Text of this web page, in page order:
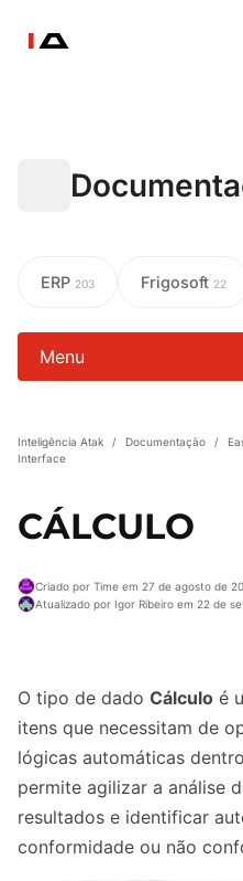
ERP 203 Frigosoft 22
Menu
Inteligência Atak / Documentação /
Interface
CÁLCULO
Criado por Time em 27 de agosto de
Atualizado por Igor Ribeiro em 22 de
O tipo de dado Cálculo é
itens que necessitam de
lógicas automáticas
permite agilizar a análise
resultados e identificar
conformidade ou não